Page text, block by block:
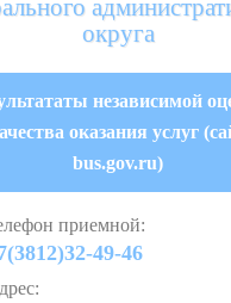
округа
независимой
оказания услуг
bus.gov.ru)
приемной:
49-46